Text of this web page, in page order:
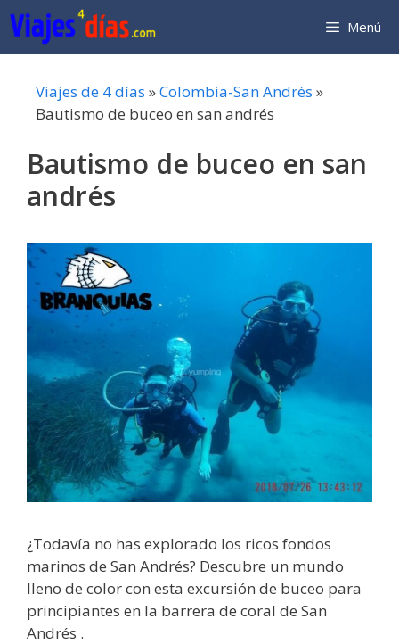
Saltar
al
contenido
Menú
Viajes de 4 días »Colombia-San Andrés »
Bautismo de buceo en san andrés
Bautismo de buceo en san
andrés
¿Todavía no has explorado los ricos fondos
marinos de San Andrés? Descubre un mundo
lleno de color con esta excursión de buceo para
principiantes en la barrera de coral de San
Andrés .